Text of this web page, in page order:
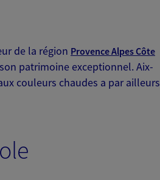
de la région Provence Alpes Côte
patrimoine exceptionnel. Aix-
couleurs chaudes a par ailleurs